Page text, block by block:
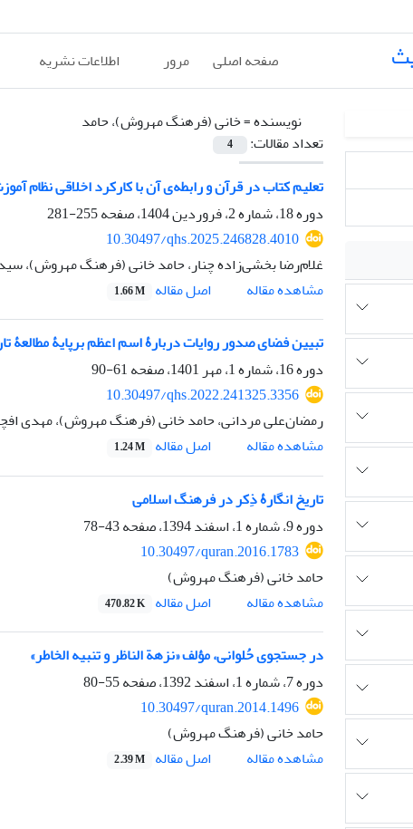
صفحه اصلی مرور اطلاعات نشریه
نویسنده =خانی (فرهنگ مهروش)، حامد
تعداد مقالات:
4
تعلیم کتاب در قرآن و رابطه‌ی آن با کارکرد اخلاقی نظام
دوره 18، شماره 2، فروردین 1404، صفحه
255-281
10.30497/qhs.2025.246828.4010
غلام‌رضا بخشی‌زاده چنار، حامد خانی (فرهنگ مهروش)،
مشاهده مقاله
اصل مقاله 1.66 M
تبیین فضای صدور روایات دربارۀ اسم اعظم برپایۀ مطالعۀ
دوره 16، شماره 1، مهر 1401، صفحه
61-90
10.30497/qhs.2022.241325.3356
رمضان‌علی مردانی، حامد خانی (فرهنگ مهروش)، مهدی
مشاهده مقاله
اصل مقاله 1.24 M
تاریخ انگارۀ ذِکر در فرهنگ اسلامی
دوره 9، شماره 1، اسفند 1394، صفحه
43-78
10.30497/quran.2016.1783
حامد خانی (فرهنگ مهروش)
مشاهده مقاله
اصل مقاله 470.82 K
در جستجوی حُلوانی، مؤلف «نزهة الناظر و تنبیه الخاطر» ‏
دوره 7، شماره 1، اسفند 1392، صفحه
55-80
10.30497/quran.2014.1496
حامد خانی (فرهنگ مهروش)
مشاهده مقاله
اصل مقاله 2.39 M